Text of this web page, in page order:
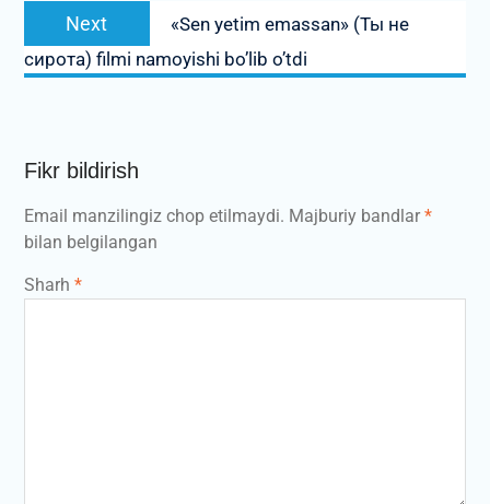
Next
post:
«Sen yetim emassan» (Ты не
сирота) filmi namoyishi bo’lib o’tdi
Fikr bildirish
Email manzilingiz chop etilmaydi. Majburiy bandlar*
bilan belgilangan
Sharh *